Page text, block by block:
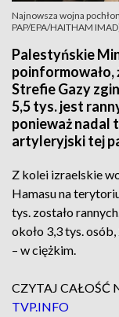
Najnowsza wojna
PAP/EPA/HAITHAM
Palestyńskie
poinformowało,
Strefie Gazy
5,5 tys. jest
ponieważ nadal
artyleryjski tej
Z kolei izraelskie
Hamasu na
tys. zostało
około 3,3 tys.
– w ciężkim.
CZYTAJ CAŁOŚĆ
TVP.INFO